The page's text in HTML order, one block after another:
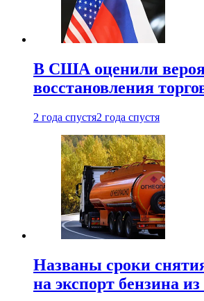
В США оценили
восстановления
2 года спустя2 года спустя
Названы сроки
на экспорт бензина